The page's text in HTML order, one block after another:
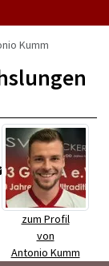
Kumm
zum Profil
von
Antonio Kumm